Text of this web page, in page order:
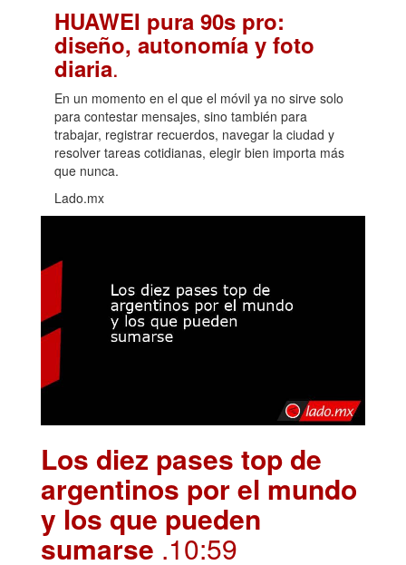
HUAWEI pura 90s pro:
diseño, autonomía y foto
diaria.
En un momento en el que el móvil ya no sirve solo
para contestar mensajes, sino también para
trabajar, registrar recuerdos, navegar la ciudad y
resolver tareas cotidianas, elegir bien importa más
que nunca.
Lado.mx
Los diez pases top de
argentinos por el mundo
y los que pueden
sumarse .10:59